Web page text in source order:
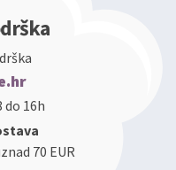
do 16h
70 EUR